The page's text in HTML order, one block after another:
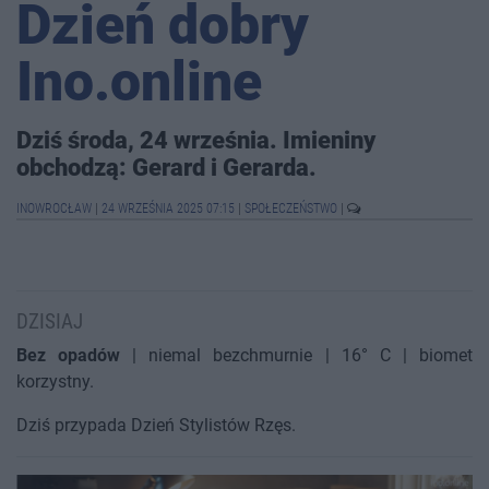
Dzień dobry
Ino.online
Dziś środa, 24 września. Imieniny
obchodzą: Gerard i Gerarda.
INOWROCŁAW 24 WRZEŚNIA 2025 07:15 SPOŁECZEŃSTWO
DZISIAJ
Bez opadów | niemal bezchmurnie | 16° C | biomet
korzystny.
Dziś przypada Dzień Stylistów Rzęs.